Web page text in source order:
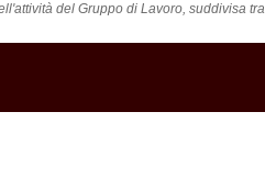
del Gruppo di Lavoro, suddivisa